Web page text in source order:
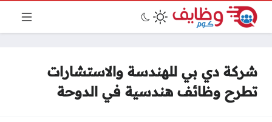
شركة دي بي للهندسة والاستشارات
تطرح وظائف هندسية في الدوحة